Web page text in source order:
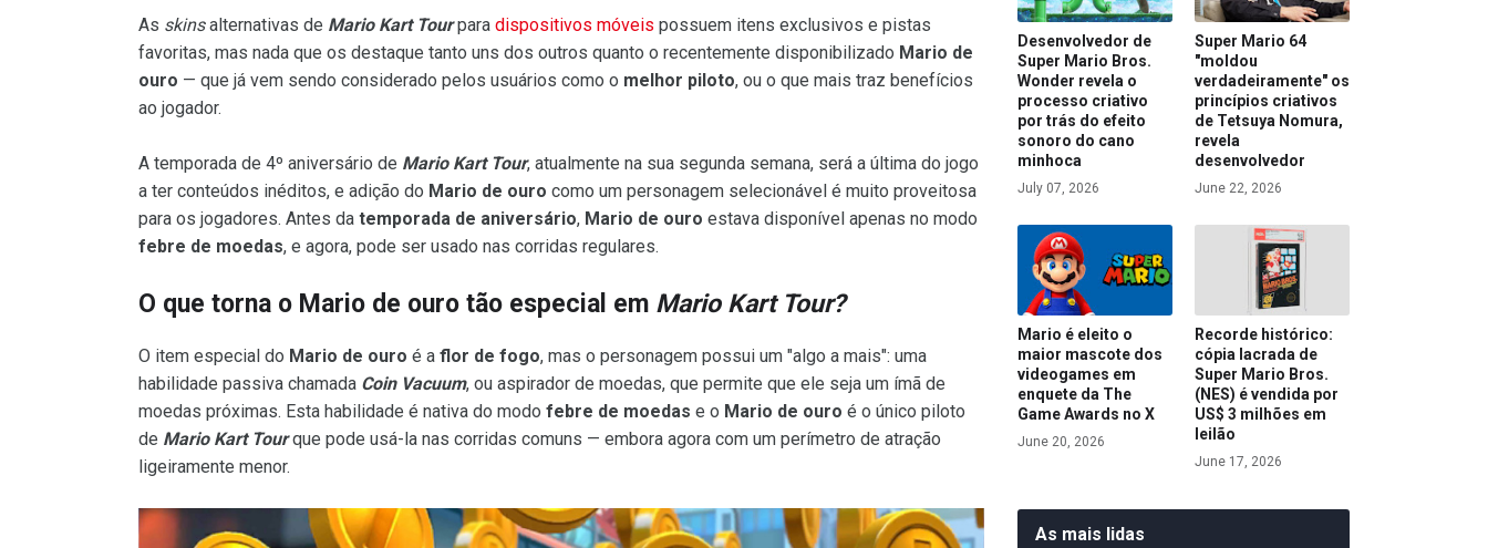
As skinsalternativas de Mario Kart Tourpara dispositivos móveis possuem itens exclusivos e pistas
favoritas, mas nada que os destaque tanto uns dos outros quanto o recentemente disponibilizado Mario de
ouro — que já vem sendo considerado pelos usuários como o melhor piloto, ou o que mais traz benefícios
ao jogador.
A temporada de 4º aniversário de Mario Kart Tour, atualmente na sua segunda semana, será a última do jogo
a ter conteúdos inéditos, e adição do Mario de ouro como um personagem selecionável é muito proveitosa
para os jogadores. Antes da temporada de aniversário, Mario de ouro estava disponível apenas no modo
febre de moedas, e agora, pode ser usado nas corridas regulares.
O que torna o Mario de ouro tão especial em Mario Kart Tour?
O item especial do Mario de ouro é a flor de fogo, mas o personagem possui um "algo a mais": uma
habilidade passiva chamada Coin Vacuum, ou aspirador de moedas, que permite que ele seja um ímã de
moedas próximas. Esta habilidade é nativa do modo febre de moedas e o Mario de ouro é o único piloto
de Mario Kart Tourque pode usá-la nas corridas comuns — embora agora com um perímetro de atração
ligeiramente menor.
Desenvolvedor de
Super Mario Bros.
Wonder revela o
processo criativo
por trás do efeito
sonoro do cano
minhoca
July 07, 2026
Super Mario 64
"moldou
verdadeiramente" os
princípios criativos
de Tetsuya Nomura,
revela
desenvolvedor
June 22, 2026
Mario é eleito o
maior mascote dos
videogames em
enquete da The
Game Awards no X
June 20, 2026
Recorde histórico:
cópia lacrada de
Super Mario Bros.
(NES) é vendida por
US$ 3 milhões em
leilão
June 17, 2026
As mais lidas